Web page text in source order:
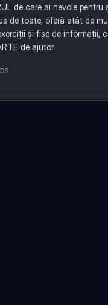
de care ai nevoie pentru
de toate, oferă atât de
și fișe de informații,
de ajutor.